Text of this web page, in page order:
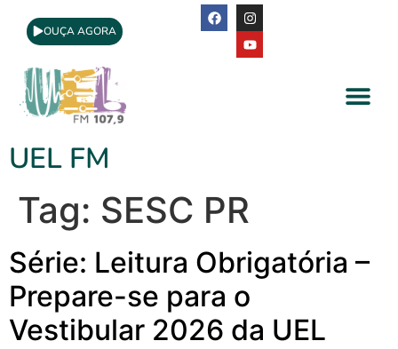
OUÇA AGORA
UEL FM
Tag: SESC PR
Série: Leitura Obrigatória –
Prepare-se para o
Vestibular 2026 da UEL